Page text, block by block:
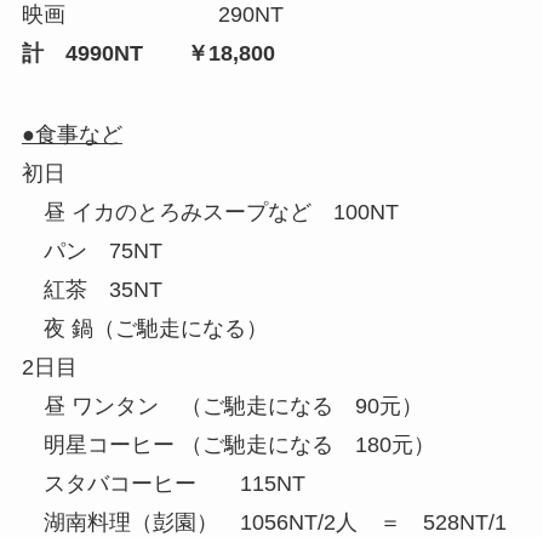
映画 290NT
計 4990NT ￥18,800
●食事など
初日
昼 イカのとろみスープなど 100NT
パン 75NT
紅茶 35NT
夜 鍋（ご馳走になる）
2日目
昼 ワンタン （ご馳走になる 90元）
明星コーヒー （ご馳走になる 180元）
スタバコーヒー 115NT
湖南料理（彭園） 1056NT/2人 ＝ 528NT/1